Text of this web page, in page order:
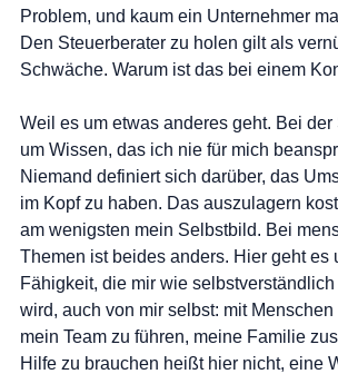
Problem, und kaum ein Unternehmer
Den Steuerberater zu holen gilt als
Schwäche. Warum ist das bei einem
Weil es um etwas anderes geht. Bei der
um Wissen, das ich nie für mich
Niemand definiert sich darüber, das
im Kopf zu haben. Das auszulagern
am wenigsten mein Selbstbild. Bei
Themen ist beides anders. Hier geht es
Fähigkeit, die mir wie
wird, auch von mir selbst: mit
mein Team zu führen, meine Familie
Hilfe zu brauchen heißt hier nicht, eine